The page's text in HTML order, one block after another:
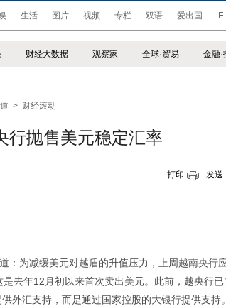
生活 图片 视频 专栏 双语 爱出国
财经大数据 观察家 全球·贸易 金融·
> 财经滚动
行抛售美元稳定汇率
打印 发送
为减缓美元对越盾的升值压力，上周越南央行
去年12月初以来首次卖出美元。此前，越央行
外汇支持，而是通过国家控股的大银行提供支持